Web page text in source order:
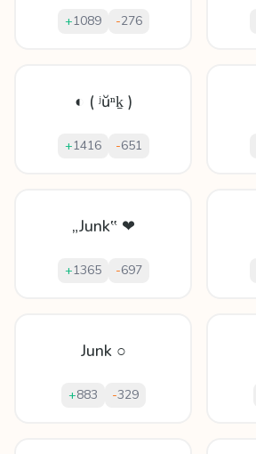
+1089 -276
◐ ( ʲŭⁿḵ )
+1416 -651
„Junk‟ ❤
+1365 -697
Junk ○
+883 -329